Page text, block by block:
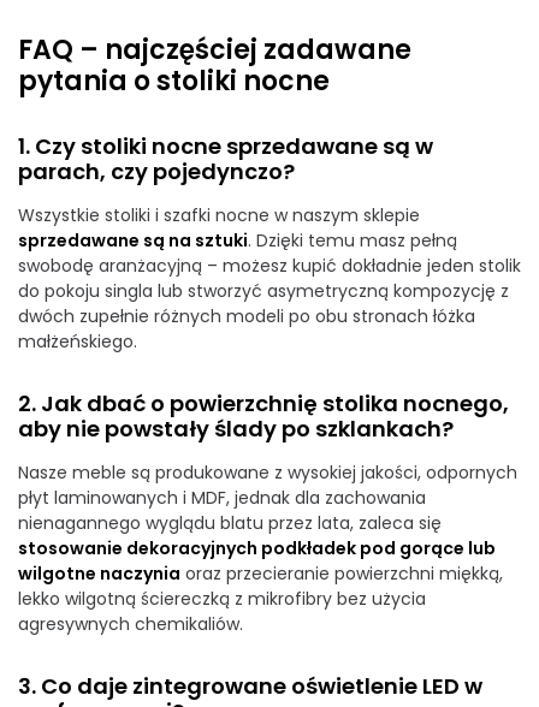
FAQ – najczęściej zadawane
pytania o stoliki nocne
1. Czy stoliki nocne sprzedawane są w
parach, czy pojedynczo?
Wszystkie stoliki i szafki nocne w naszym sklepie
sprzedawane są na sztuki. Dzięki temu masz pełną
swobodę aranżacyjną – możesz kupić dokładnie jeden stolik
do pokoju singla lub stworzyć asymetryczną kompozycję z
dwóch zupełnie różnych modeli po obu stronach łóżka
małżeńskiego.
2. Jak dbać o powierzchnię stolika nocnego,
aby nie powstały ślady po szklankach?
Nasze meble są produkowane z wysokiej jakości, odpornych
płyt laminowanych i MDF, jednak dla zachowania
nienagannego wyglądu blatu przez lata, zaleca się
stosowanie dekoracyjnych podkładek pod gorące lub
wilgotne naczynia oraz przecieranie powierzchni miękką,
lekko wilgotną ściereczką z mikrofibry bez użycia
agresywnych chemikaliów.
3. Co daje zintegrowane oświetlenie LED w